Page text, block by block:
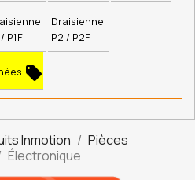
P1F
Draisienne
P2 / P2F
local_offer
Inmotion
Pièces
Électronique